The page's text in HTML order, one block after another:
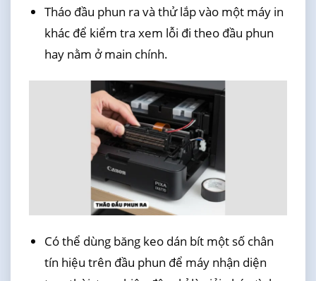
Tháo đầu phun ra và thử lắp vào một máy in
khác để kiểm tra xem lỗi đi theo đầu phun
hay nằm ở main chính.
Có thể dùng băng keo dán bít một số chân
tín hiệu trên đầu phun để máy nhận diện